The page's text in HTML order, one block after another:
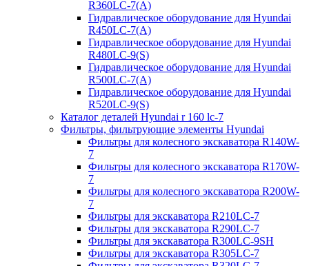
R360LC-7(A)
Гидравлическое оборудование для Hyundai
R450LC-7(A)
Гидравлическое оборудование для Hyundai
R480LC-9(S)
Гидравлическое оборудование для Hyundai
R500LC-7(A)
Гидравлическое оборудование для Hyundai
R520LC-9(S)
Каталог деталей Hyundai r 160 lc-7
Фильтры, фильтрующие элементы Hyundai
Фильтры для колесного экскаватора R140W-
7
Фильтры для колесного экскаватора R170W-
7
Фильтры для колесного экскаватора R200W-
7
Фильтры для экскаватора R210LC-7
Фильтры для экскаватора R290LC-7
Фильтры для экскаватора R300LC-9SH
Фильтры для экскаватора R305LC-7